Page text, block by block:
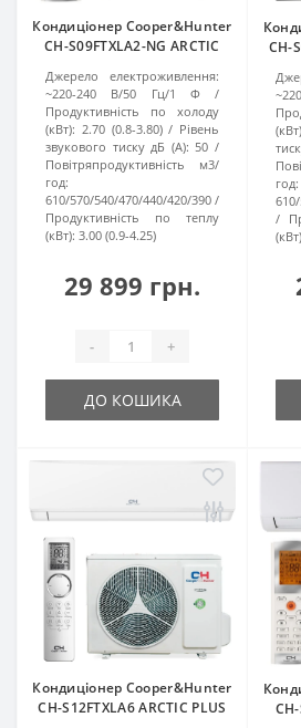
Кондиціонер Cooper&Hunter
CH-S09FTXLA2-NG ARCTIC
Джерело електроживлення:
~220-240 В/50 Гц/1 Ф
Продуктивність по холоду
(кВт): 2.70 (0.8-3.80)
Рівень
звукового тиску дБ (A): 50
Повітряпродуктивність м3/
год:
610/570/540/470/440/420/390
Продуктивність по теплу
(кВт): 3.00 (0.9-4.25)
29 899 грн.
- +
ДО КОШИКА
CH-
год:
Кондиціонер Cooper&Hunter
CH-S12FTXLA6 ARCTIC PLUS